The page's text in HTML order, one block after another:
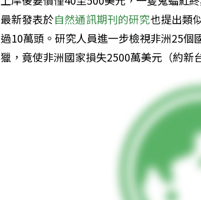
最新發表於自然通訊期刊的研究也提出類
過10萬頭。研究人員進一步檢視非洲25
獵，竟使非洲國家損失2500萬美元（約新